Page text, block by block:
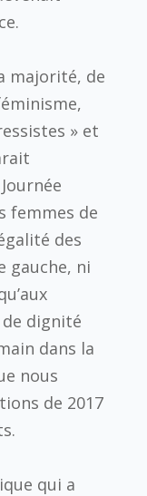
majorité, de
» et
femmes de
des
gauche, ni
dignité
dans la
nous
de 2017
qui a